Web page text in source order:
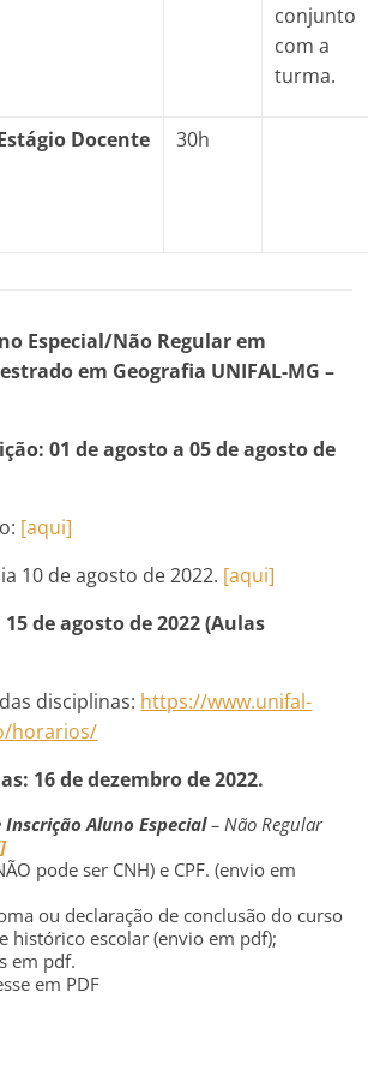
conjunto
com a
turma.
Docente 30h
Especial/Não Regular em
em Geografia UNIFAL-MG –
01 de agosto a 05 de agosto de
[aqui]
10 de agosto de 2022. [aqui]
15 de agosto de 2022 (Aulas
disciplinas: https://www.unifal-
horarios/
16 de dezembro de 2022.
Aluno Especial– Não Regular
pode ser CNH) e CPF. (envio em
ou declaração de conclusão do curso
histórico escolar (envio em pdf);
em pdf.
em PDF